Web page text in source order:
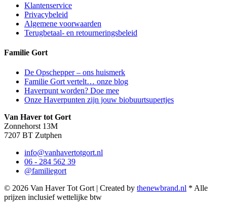
Klantenservice
Privacybeleid
Algemene voorwaarden
Terugbetaal- en retourneringsbeleid
Familie Gort
De Opschepper – ons huismerk
Familie Gort vertelt… onze blog
Haverpunt worden? Doe mee
Onze Haverpunten zijn jouw biobuurtsupertjes
Van Haver tot Gort
Zonnehorst 13M
7207 BT Zutphen
info@vanhavertotgort.nl
06 - 284 562 39
@familiegort
© 2026 Van Haver Tot Gort | Created by thenewbrand.nl * Alle
prijzen inclusief wettelijke btw